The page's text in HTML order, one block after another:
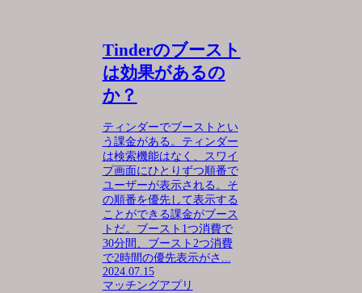
Tinderのブースト
は効果があるの
か？
ティンダーでブーストとい
う課金がある。ティンダー
は検索機能はなく、スワイ
プ画面にひとりずつ順番で
ユーザーが表示される。そ
の順番を優先して表示する
ことができる課金がブース
トだ。ブースト1つ消費で
30分間、ブースト2つ消費
で2時間の優先表示がさ...
2024.07.15
マッチングアプリ